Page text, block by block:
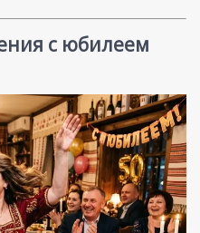
с юбилеем